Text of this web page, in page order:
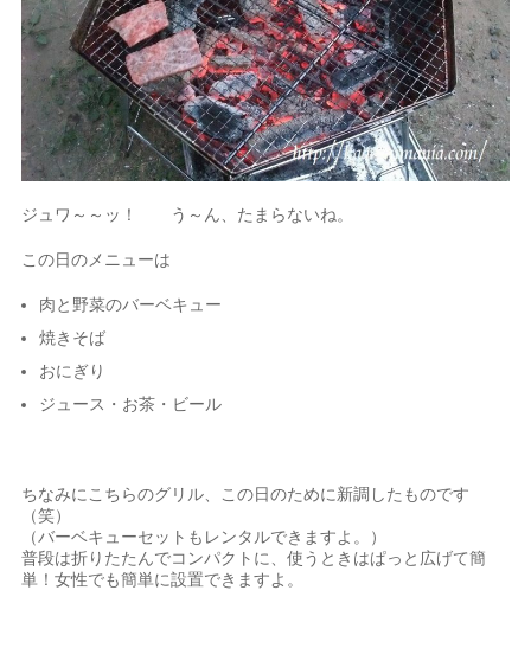
ジュワ～～ッ！ う～ん、たまらないね。
この日のメニューは
肉と野菜のバーベキュー
焼きそば
おにぎり
ジュース・お茶・ビール
ちなみにこちらのグリル、この日のために新調したものです
（笑）
（バーベキューセットもレンタルできますよ。）
普段は折りたたんでコンパクトに、使うときはぱっと広げて簡
単！女性でも簡単に設置できますよ。